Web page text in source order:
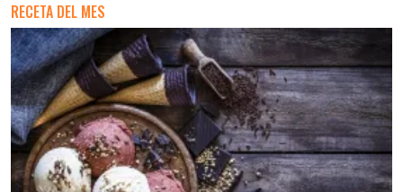
RECETA DEL MES